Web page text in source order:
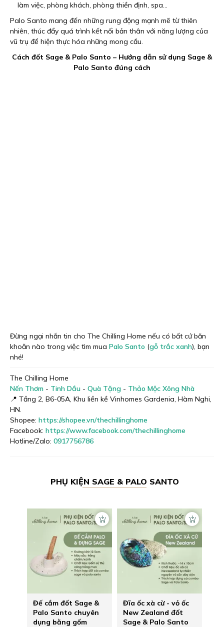
làm việc, phòng khách, phòng thiền định, spa...
Palo Santo mang đến những rung động mạnh mẽ từ thiên
nhiên, thúc đẩy quá trình kết nối bản thân với năng lượng của
vũ trụ để hiện thực hóa những mong cầu.
Cách đốt Sage & Palo Santo – Hướng dẫn sử dụng Sage &
Palo Santo đúng cách
Đừng ngại nhắn tin cho The Chilling Home nếu có bất cứ băn
khoăn nào trong việc tìm mua Palo Santo (gỗ trắc xanh), bạn
nhé!
The Chilling Home
Nến Thơm - Tinh Dầu - Quà Tặng - Thảo Mộc Xông Nhà
📍 Tầng 2, B6-05A, Khu liền kề Vinhomes Gardenia, Hàm Nghi,
HN.
Shopee: https://shopee.vn/thechillinghome
Facebook: https://www.facebook.com/thechillinghome
Hotline/Zalo: 0917756786
PHỤ KIỆN SAGE & PALO SANTO
Đế cắm đốt Sage &
Palo Santo chuyên
dụng bằng gốm
Đĩa ốc xà cừ - vỏ ốc
New Zealand đốt
Sage & Palo Santo